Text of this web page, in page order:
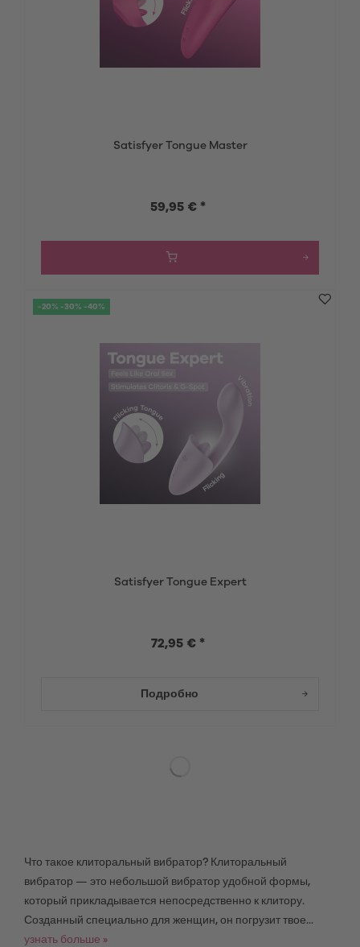
Satisfyer Tongue Master
59,95 € *
-20% -30% -40%
Satisfyer Tongue Expert
72,95 € *
Подробно
Что такое клиторальный вибратор? Клиторальный
вибратор — это небольшой вибратор удобной формы,
который прикладывается непосредственно к клитору.
Созданный специально для женщин, он погрузит твое...
узнать больше »